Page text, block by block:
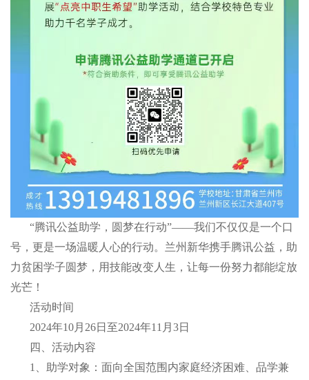
“腾讯公益助学，圆梦在行动”——我们不仅仅是一个口
号，更是一场温暖人心的行动。兰州新华携手腾讯公益，助
力贫困学子圆梦，用技能改变人生，让每一份努力都能绽放
光芒！
活动时间
2024年10月26日至2024年11月3日
四、活动内容
1、助学对象：面向全国范围内家庭经济困难、品学兼